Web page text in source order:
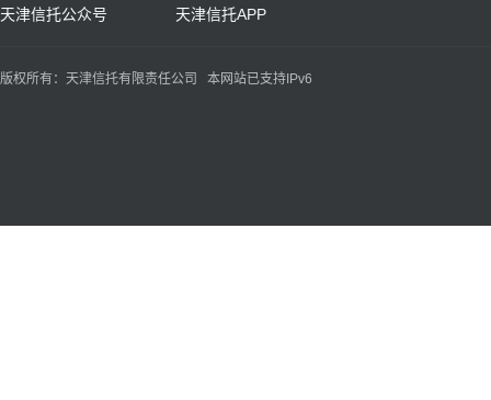
天津信托公众号 天津信托APP
版权所有：天津信托有限责任公司 本网站已支持IPv6